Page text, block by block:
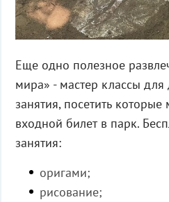
Еще одно полезное
мира» - мастер классы для
занятия, посетить которые
входной билет в парк.
занятия:
оригами;
рисование;